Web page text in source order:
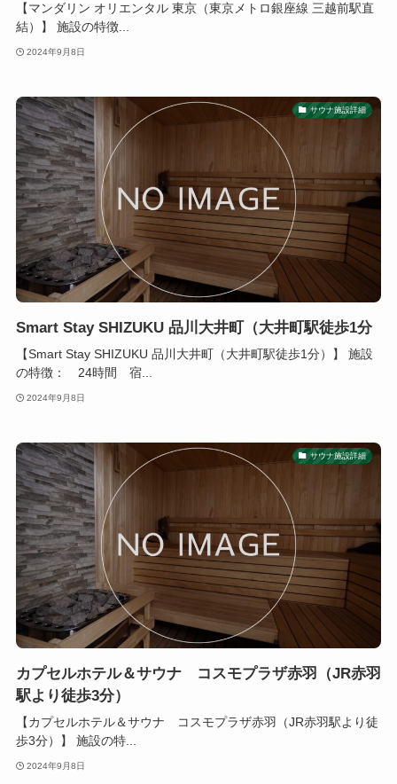
【マンダリン オリエンタル 東京（東京メトロ銀座線 三越前駅直
結）】 施設の特徴...
2024年9月8日
サウナ施設詳細
Smart Stay SHIZUKU 品川大井町（大井町駅徒歩1分
【Smart Stay SHIZUKU 品川大井町（大井町駅徒歩1分）】 施設
の特徴： 24時間 宿...
2024年9月8日
サウナ施設詳細
カプセルホテル＆サウナ コスモプラザ赤羽（JR赤羽
駅より徒歩3分）
【カプセルホテル＆サウナ コスモプラザ赤羽（JR赤羽駅より徒
歩3分）】 施設の特...
2024年9月8日